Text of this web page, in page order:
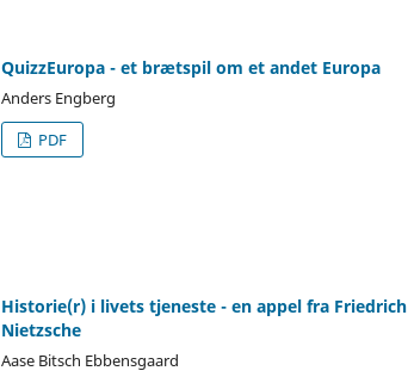
QuizzEuropa - et brætspil om et andet Europa
Anders Engberg
PDF
Historie(r) i livets tjeneste - en appel fra Friedrich
Nietzsche
Aase Bitsch Ebbensgaard